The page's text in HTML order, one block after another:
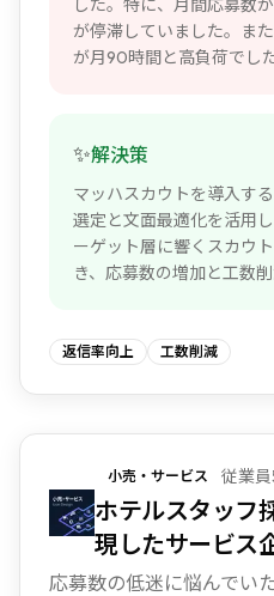
した。特に、月間応募数
が停滞していました。ま
が月90時間と高負荷でした
✨解決策
マッハスカウトを導入す
選定と文面最適化を活用
ーゲット層に響くスカウ
き、応募数の増加と工数
返信率向上 工数削減
小売・サービス 従業
ホテルスタッフ
現したサービス
応募数の低迷に悩んでい